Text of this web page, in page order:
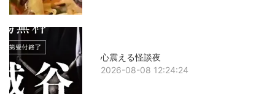
心震える怪談夜
2026-08-08 12:24:24